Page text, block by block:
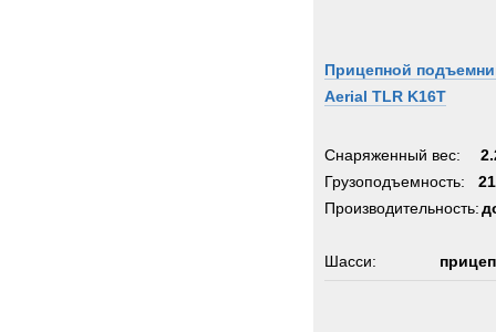
Прицепной
Aerial TLR K16T
Снаряженный вес:
Грузоподъемность:
Производительность:
Шасси: